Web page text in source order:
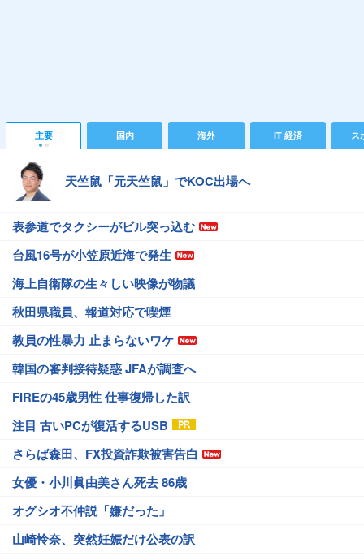
主要 国内 海外 IT 経済 ス
天竺鼠「元天竺鼠」でKOC出場へ
表参道でタクシーがビル突っ込む
台風16号が小笠原近海で発生
海上自衛隊の生々しい映像が物議
秋田県職員、報道対応で喫煙
教員の性暴力 止まらないワケ
韓国の審判接待疑惑 JFAが調査へ
FIREの45歳男性 仕事復帰した訳
注目 古いPCが復活するUSB
さらば森田、FX投資詐欺被害告白
女優・小川眞由美さん死去 86歳
オグシオ不仲説「嫌だった」
山崎怜奈、突然妊娠だけ公表の訳